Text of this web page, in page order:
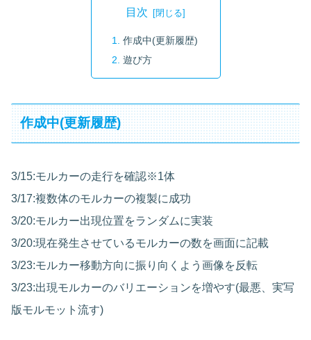
目次
作成中(更新履歴)
遊び方
作成中(更新履歴)
3/15:モルカーの走行を確認※1体
3/17:複数体のモルカーの複製に成功
3/20:モルカー出現位置をランダムに実装
3/20:現在発生させているモルカーの数を画面に記載
3/23:モルカー移動方向に振り向くよう画像を反転
3/23:出現モルカーのバリエーションを増やす(最悪、実写
版モルモット流す)